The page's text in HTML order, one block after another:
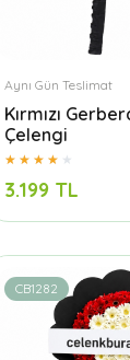
Aynı Gün Teslimat
Kırmızı
Çelengi
3.199 TL
CB1282